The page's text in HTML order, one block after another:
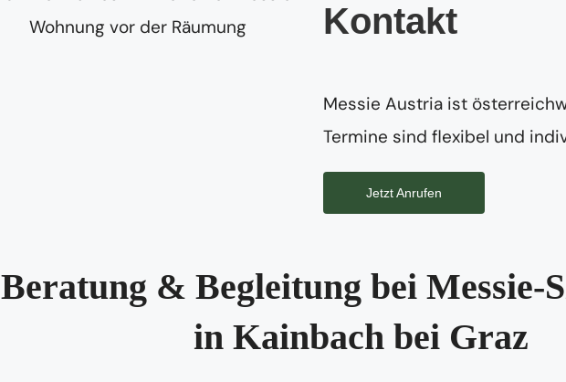
Kontakt
Messie Austria ist
Termine sind flexibel und
Jetzt Anrufen
Beratung & Begleitung bei Messie-
in Kainbach bei Graz